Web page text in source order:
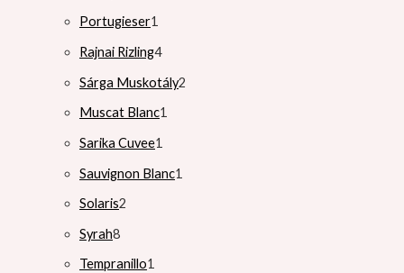
Portugieser1
Rajnai Rizling4
Sárga Muskotály2
Muscat Blanc1
Sarika Cuvee1
Sauvignon Blanc1
Solaris2
Syrah8
Tempranillo1